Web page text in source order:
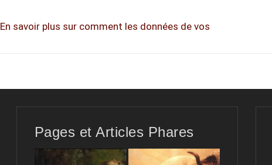
En savoir plus sur comment les données de vos
Pages et Articles Phares